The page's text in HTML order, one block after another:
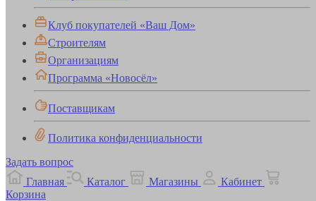
Клуб покупателей «Ваш Дом»
Строителям
Организациям
Программа «Новосёл»
Поставщикам
Политика конфиденциальности
Задать вопрос
Главная
Каталог Магазины
Кабинет
Корзина